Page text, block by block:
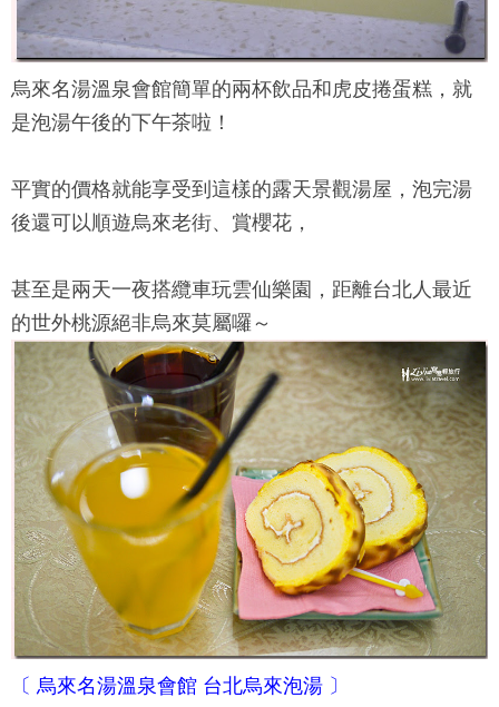
烏來名湯溫泉會館簡單的兩杯飲品和虎皮捲蛋糕，就
是泡湯午後的下午茶啦！
平實的價格就能享受到這樣的露天景觀湯屋，泡完湯
後還可以順遊烏來老街、賞櫻花，
甚至是兩天一夜搭纜車玩雲仙樂園，距離台北人最近
的世外桃源絕非烏來莫屬囉～
〔 烏來名湯溫泉會館 台北烏來泡湯 〕